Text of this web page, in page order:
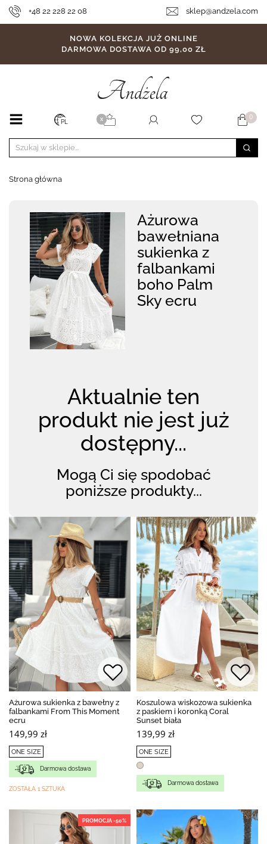
+48 22 228 22 08 sklep@andzela.com
NOWA KOLEKCJA JUŻ ONLINE
DARMOWA DOSTAWA OD 99,00 ZŁ
PL X 0
Strona główna
Ażurowa
bawełniana
sukienka z
falbankami
boho Palm
Sky ecru
Aktualnie ten
produkt nie jest już
dostępny...
Mogą Ci się spodobać
poniższe produkty...
Ażurowa sukienka z bawełny z
falbankami From This Moment
ecru
149,99 zł
ONE SIZE
Darmowa dostawa
ZOSTAŁA 1 SZTUKA
Koszulowa wiskozowa sukienka
z paskiem i koronką Coral
Sunset biała
139,99 zł
ONE SIZE
Darmowa dostawa
PROMOCJA -50%